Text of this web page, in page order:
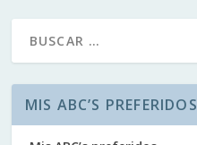
MIS ABC’S PREFERIDOS